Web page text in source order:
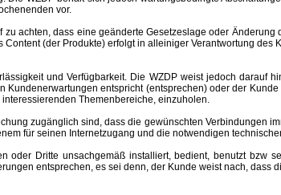
vor.
achten, dass eine geänderte Gesetzeslage oder Änderung
(der Produkte) erfolgt in alleiniger Verantwortung des
und Verfügbarkeit. Die WZDP weist jedoch darauf
entspricht (entsprechen) oder der
Themenbereiche, einzuholen.
zugänglich sind, dass die gewünschten Verbindungen
für seinen Internetzugang und die notwendigen
Dritte unsachgemäß installiert, bedient, benutzt bzw
entsprechen, es sei denn, der Kunde weist nach, dass